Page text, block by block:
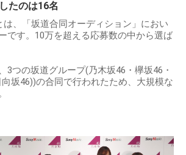
たのは16名
は、「坂道合同オーディション」におい
です。10万を超える応募数の中から選ば
3つの坂道グループ(乃木坂46・欅坂46・
坂46))の合同で行われたため、大規模な